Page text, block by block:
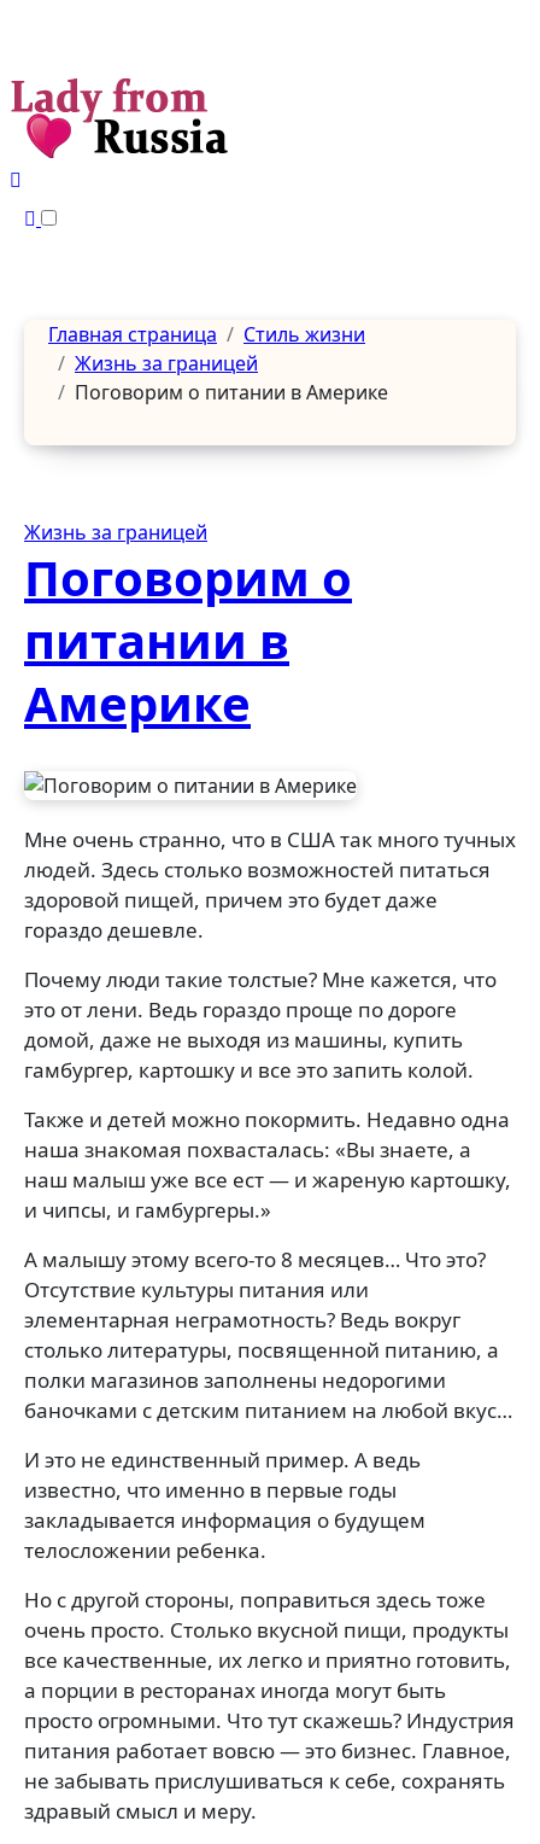
Главная страница
Стиль жизни
Жизнь за границей
Поговорим о питании в Америке
Жизнь за границей
Поговорим о
питании в
Америке
Мне очень странно, что в США так много тучных
людей. Здесь столько возможностей питаться
здоровой пищей, причем это будет даже
гораздо дешевле.
Почему люди такие толстые? Мне кажется, что
это от лени. Ведь гораздо проще по дороге
домой, даже не выходя из машины, купить
гамбургер, картошку и все это запить колой.
Также и детей можно покормить. Недавно одна
наша знакомая похвасталась: «Вы знаете, а
наш малыш уже все ест — и жареную картошку,
и чипсы, и гамбургеры.»
А малышу этому всего-то 8 месяцев… Что это?
Отсутствие культуры питания или
элементарная неграмотность? Ведь вокруг
столько литературы, посвященной питанию, а
полки магазинов заполнены недорогими
баночками с детским питанием на любой вкус…
И это не единственный пример. А ведь
известно, что именно в первые годы
закладывается информация о будущем
телосложении ребенка.
Но с другой стороны, поправиться здесь тоже
очень просто. Столько вкусной пищи, продукты
все качественные, их легко и приятно готовить,
а порции в ресторанах иногда могут быть
просто огромными. Что тут скажешь? Индустрия
питания работает вовсю — это бизнес. Главное,
не забывать прислушиваться к себе, сохранять
здравый смысл и меру.